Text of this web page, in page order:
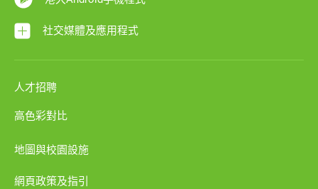
社交媒體及應用程式
人才招聘
高色彩對比
地圖與校園設施
網頁政策及指引